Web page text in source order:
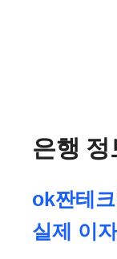
은행 정
ok짠테
실제 이